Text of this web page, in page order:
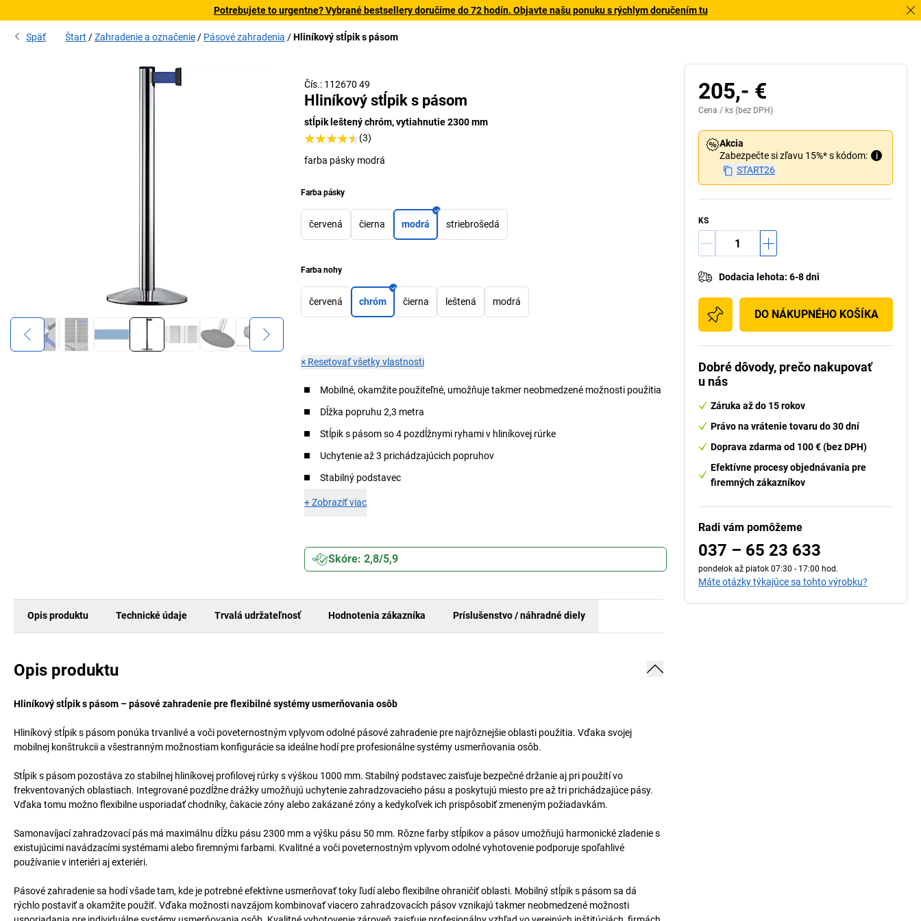
Potrebujete to urgentne? Vybrané bestsellery doručíme do 72 hodín. Objavte našu ponuku s rýchlym doručením tu
Späť Štart Zahradenie a označenie Pásové zahradenia Hliníkový stĺpik s pásom
Čís.: 112670 49
Hliníkový stĺpik s pásom
stĺpik leštený chróm, vytiahnutie 2300 mm
(3)
farba pásky modrá
Farba pásky
červená čierna modrá striebrošedá
Farba nohy
červená chróm čierna leštená modrá
× Resetovať všetky vlastnosti
Mobilné, okamžite použiteľné, umožňuje takmer neobmedzené možnosti použitia
Dĺžka popruhu 2,3 metra
Stĺpik s pásom so 4 pozdĺžnymi ryhami v hliníkovej rúrke
Uchytenie až 3 prichádzajúcich popruhov
Stabilný podstavec
+Zobraziť viac
Skóre: 2,8/5,9
Opis produktu Technické údaje Trvalá udržateľnosť Hodnotenia zákazníka Príslušenstvo / náhradné diely
Opis produktu
Hliníkový stĺpik s pásom – pásové zahradenie pre flexibilné systémy usmerňovania osôb
Hliníkový stĺpik s pásom ponúka trvanlivé a voči poveternostným vplyvom odolné pásové zahradenie pre najrôznejšie oblasti použitia. Vďaka svojej
mobilnej konštrukcii a všestranným možnostiam konfigurácie sa ideálne hodí pre profesionálne systémy usmerňovania osôb.
Stĺpik s pásom pozostáva zo stabilnej hliníkovej profilovej rúrky s výškou 1000 mm. Stabilný podstavec zaisťuje bezpečné držanie aj pri použití vo
frekventovaných oblastiach. Integrované pozdĺžne drážky umožňujú uchytenie zahradzovacieho pásu a poskytujú miesto pre až tri prichádzajúce pásy.
Vďaka tomu možno flexibilne usporiadať chodníky, čakacie zóny alebo zakázané zóny a kedykoľvek ich prispôsobiť zmeneným požiadavkám.
Samonavíjací zahradzovací pás má maximálnu dĺžku pásu 2300 mm a výšku pásu 50 mm. Rôzne farby stĺpikov a pásov umožňujú harmonické zladenie s
existujúcimi navádzacími systémami alebo firemnými farbami. Kvalitné a voči poveternostným vplyvom odolné vyhotovenie podporuje spoľahlivé
používanie v interiéri aj exteriéri.
Pásové zahradenie sa hodí všade tam, kde je potrebné efektívne usmerňovať toky ľudí alebo flexibilne ohraničiť oblasti. Mobilný stĺpik s pásom sa dá
rýchlo postaviť a okamžite použiť. Vďaka možnosti navzájom kombinovať viacero zahradzovacích pásov vznikajú takmer neobmedzené možnosti
205,- €
Cena / ks (bez DPH)
Akcia
Zabezpečte si zľavu 15%* s kódom:
i
START26
KS
Dodacia lehota: 6-8 dni
DO NÁKUPNÉHO KOŠÍKA
Dobré dôvody, prečo nakupovať
u nás
Záruka až do 15 rokov
Právo na vrátenie tovaru do 30 dní
Doprava zdarma od 100 € (bez DPH)
Efektívne procesy objednávania pre
firemných zákazníkov
Radi vám pomôžeme
037 – 65 23 633
pondelok až piatok 07:30 - 17:00 hod.
Máte otázky týkajúce sa tohto výrobku?